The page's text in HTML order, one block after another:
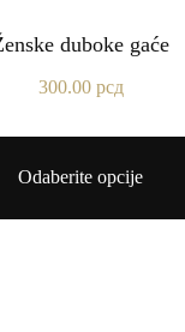
duboke gaće
300.00 рсд
Odaberite opcije